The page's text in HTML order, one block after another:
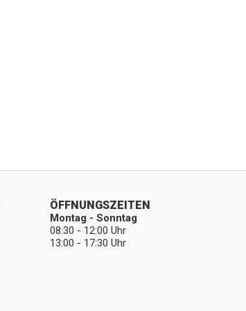
ÖFFNUNGSZEITEN
Montag - Sonntag
08:30 - 12:00 Uhr
13:00 - 17:30 Uhr